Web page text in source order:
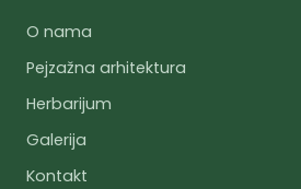
O nama
Pejzažna arhitektura
Herbarijum
Galerija
Kontakt